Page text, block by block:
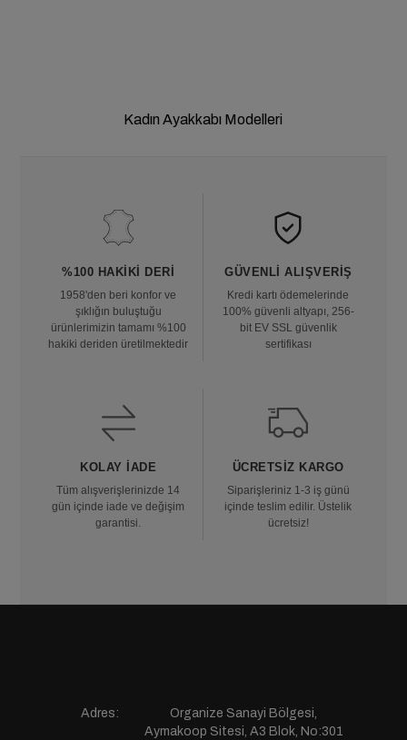
Kadın Ayakkabı Modelleri
%100 HAKIKI DERI
1958'den beri konfor ve
şıklığın buluştuğu
ürünlerimizin tamamı %100
hakiki deriden üretilmektedir
GÜVENLI ALIŞVERIŞ
Kredi kartı ödemelerinde
100% güvenli altyapı, 256-
bit EV SSL güvenlik
sertifikası
KOLAY İADE
Tüm alışverişlerinizde 14
gün içinde iade ve değişim
garantisi.
ÜCRETSIZ KARGO
Siparişleriniz 1-3 iş günü
içinde teslim edilir. Üstelik
ücretsiz!
Adres:
Organize Sanayi Bölgesi,
Aymakoop Sitesi, A3 Blok, No:301